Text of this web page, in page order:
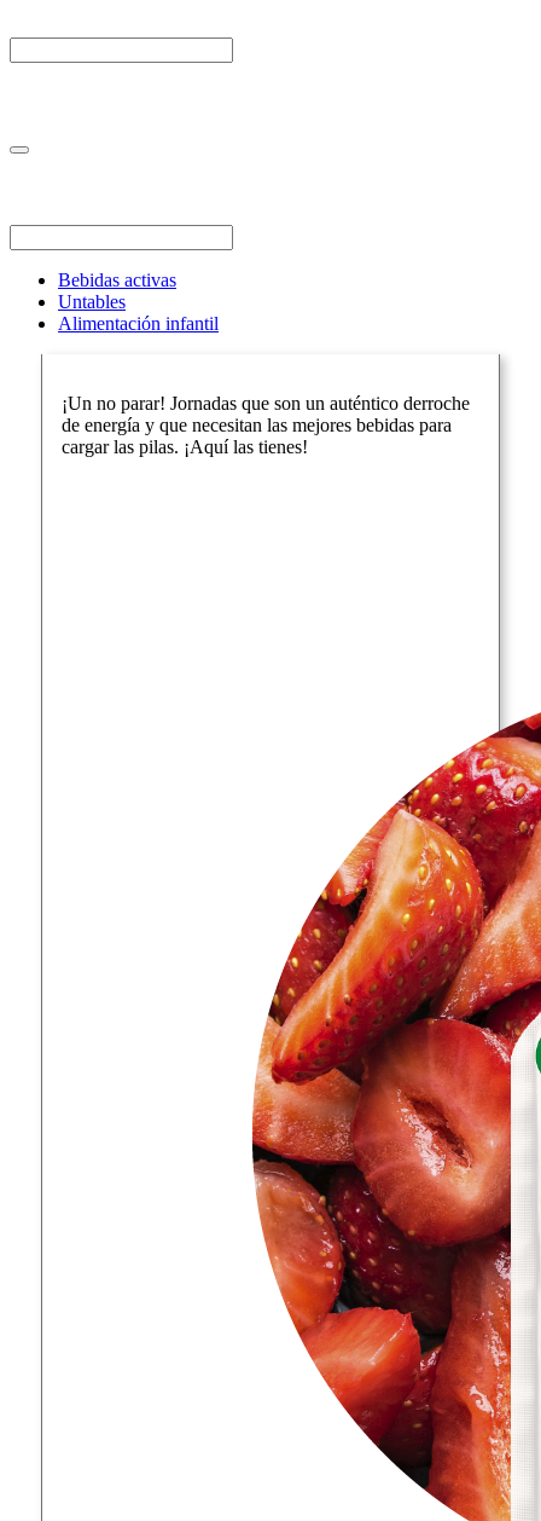
Bebidas activas
Untables
Alimentación infantil
¡Un no parar! Jornadas que son un auténtico derroche
de energía y que necesitan las mejores bebidas para
cargar las pilas. ¡Aquí las tienes!